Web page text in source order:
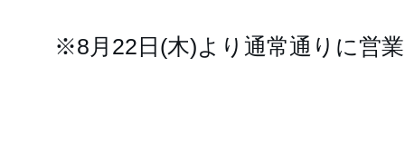
※8月22日(木)より通常通りに営